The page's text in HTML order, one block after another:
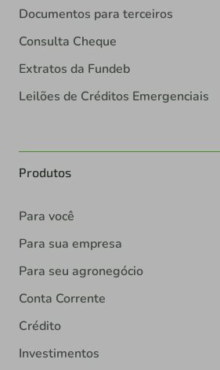
Documentos para terceiros
Consulta Cheque
Extratos da Fundeb
Leilões de Créditos Emergenciais
Produtos
Para você
Para sua empresa
Para seu agronegócio
Conta Corrente
Crédito
Investimentos